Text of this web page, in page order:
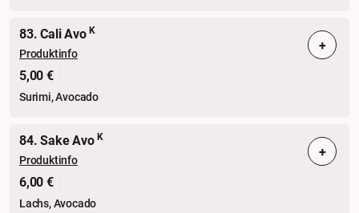
83. Cali AvoK
Produktinfo
5,00 €
Surimi, Avocado
+
84. Sake AvoK
Produktinfo
6,00 €
Lachs, Avocado
+